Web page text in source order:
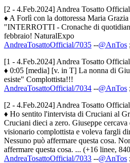
[2 - 4.Feb.2024] Andrea Tosatto Official
♦ A Forlì con la dottoressa Maria
"INTERROTTI - Cronache di
febbraio! NaturalExpo
AndreaTosattoOfficial/7035 --@AnTos ;
[1 - 4.Feb.2024] Andrea Tosatto Official
♦ 0:05 [media] [v. in T] La nonna di
esiste" Complottista!!!
AndreaTosattoOfficial/7034 --@AnTos ;
[2 - 4.Feb.2024] Andrea Tosatto Official
♦ Ho sentito l'intervista di Cruciani al
Cruciani dieci a zero. Giuseppe cercava
visionario complottista e voleva fargli
Nessuno può affermare questa cosa.
affermare questa cosa. ... (+16 linee,
AndreaTosattoOfficial/7033 --@AnTos ;